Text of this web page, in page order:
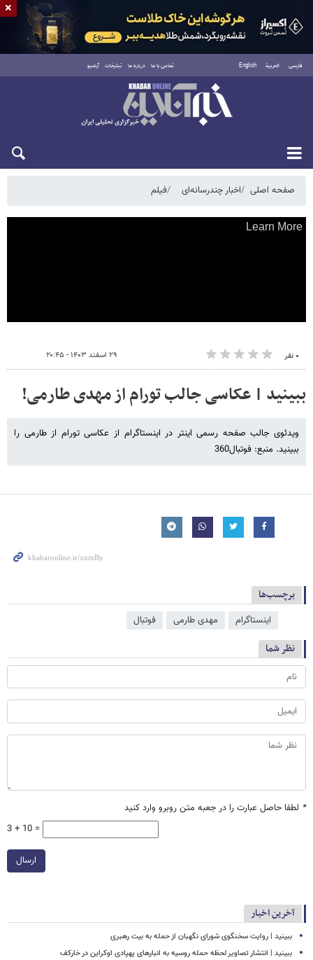
فارسی العربية English تماس با ما درباره ما تبلیغات آرشیو
یکشنبه ۱۸ مرداد ۱۴۰۵
صفحه اصلی اخبار چندرسانه‌ای فیلم
۰ نفر ۲۹ اسفند ۱۴۰۳ - ۲۰:۴۵
ببینید | عکاسی جالب تورام از مهدی طارمی!
ویدئوی جالب صفحه رسمی اینتر در اینستاگرام از عکاسی تورام از طارمی را
ببینید. منبع: فوتبال360
برچسب‌ها
اینستاگرام مهدی طارمی فوتبال
نظر شما
* لطفا حاصل عبارت را در جعبه متن روبرو وارد کنید
3 + 10 =
ارسال
آخرین اخبار
ببینید | روایت سخنگوی شورای نگهبان از حمله به بیت رهبری
ببینید | انتشار تصاویر لحظه حمله روسیه به انبارهای پهپادی اوکراین در خارکف
×